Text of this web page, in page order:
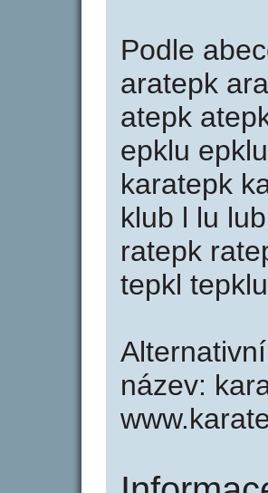
Podle
aratepk
atepk
epklu
karatepk
klub l lu
ratepk
tepkl
název: